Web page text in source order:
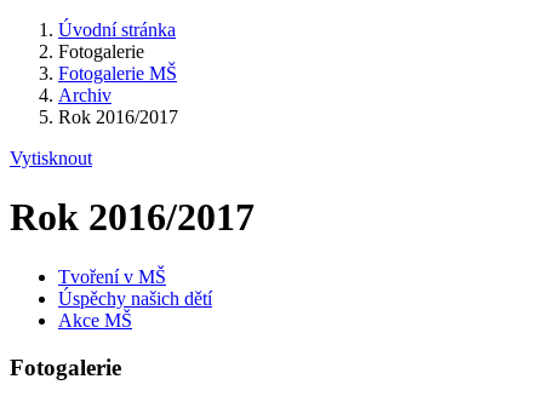
Úvodní stránka
Fotogalerie
Fotogalerie MŠ
Archiv
Rok 2016/2017
Vytisknout
Rok 2016/2017
Tvoření v MŠ
Úspěchy našich dětí
Akce MŠ
Fotogalerie